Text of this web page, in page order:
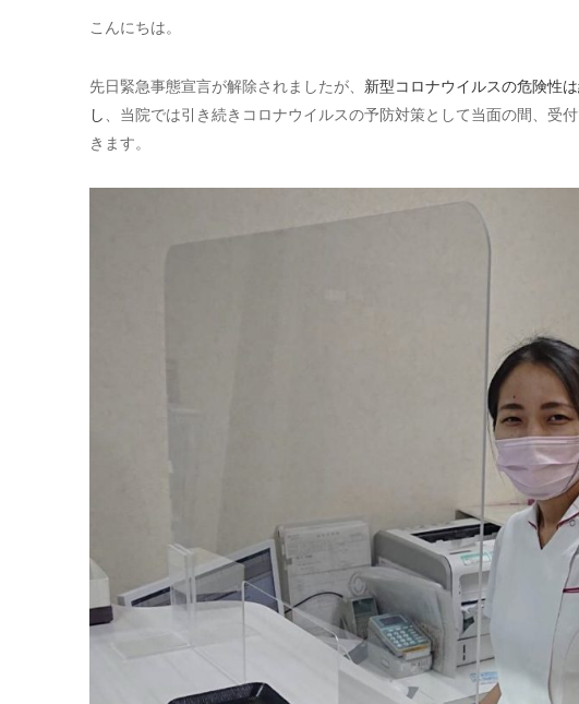
こんにちは。
先日緊急事態宣言が解除されましたが、 新型コロナウイルスの危険性
し、当院では引き続きコロナウイルスの予防対策として当面の間、受
きます。